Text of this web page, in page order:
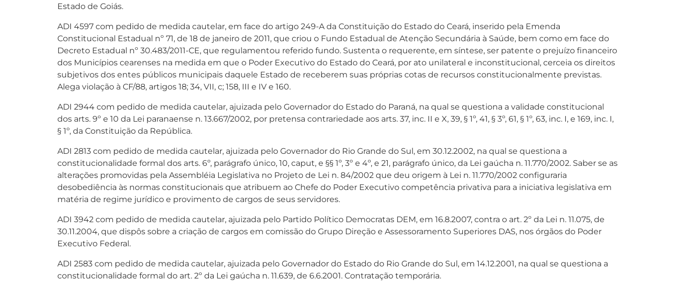
Estado de Goiás.
ADI 4597 com pedido de medida cautelar, em face do artigo 249-A da Constituição do Estado do Ceará, inserido pela Emenda
Constitucional Estadual nº 71, de 18 de janeiro de 2011, que criou o Fundo Estadual de Atenção Secundária à Saúde, bem como em face do
Decreto Estadual nº 30.483/2011-CE, que regulamentou referido fundo. Sustenta o requerente, em síntese, ser patente o prejuízo financeiro
dos Municípios cearenses na medida em que o Poder Executivo do Estado do Ceará, por ato unilateral e inconstitucional, cerceia os direitos
subjetivos dos entes públicos municipais daquele Estado de receberem suas próprias cotas de recursos constitucionalmente previstas.
Alega violação à CF/88, artigos 18; 34, VII, c; 158, III e IV e 160.
ADI 2944 com pedido de medida cautelar, ajuizada pelo Governador do Estado do Paraná, na qual se questiona a validade constitucional
dos arts. 9º e 10 da Lei paranaense n. 13.667/2002, por pretensa contrariedade aos arts. 37, inc. II e X, 39, § 1º, 41, § 3º, 61, § 1º, 63, inc. I, e 169, inc. I,
§ 1º, da Constituição da República.
ADI 2813 com pedido de medida cautelar, ajuizada pelo Governador do Rio Grande do Sul, em 30.12.2002, na qual se questiona a
constitucionalidade formal dos arts. 6º, parágrafo único, 10, caput, e §§ 1º, 3º e 4º, e 21, parágrafo único, da Lei gaúcha n. 11.770/2002. Saber se as
alterações promovidas pela Assembléia Legislativa no Projeto de Lei n. 84/2002 que deu origem à Lei n. 11.770/2002 configuraria
desobediência às normas constitucionais que atribuem ao Chefe do Poder Executivo competência privativa para a iniciativa legislativa em
matéria de regime jurídico e provimento de cargos de seus servidores.
ADI 3942 com pedido de medida cautelar, ajuizada pelo Partido Político Democratas DEM, em 16.8.2007, contra o art. 2º da Lei n. 11.075, de
30.11.2004, que dispôs sobre a criação de cargos em comissão do Grupo Direção e Assessoramento Superiores DAS, nos órgãos do Poder
Executivo Federal.
ADI 2583 com pedido de medida cautelar, ajuizada pelo Governador do Estado do Rio Grande do Sul, em 14.12.2001, na qual se questiona a
constitucionalidade formal do art. 2º da Lei gaúcha n. 11.639, de 6.6.2001. Contratação temporária.